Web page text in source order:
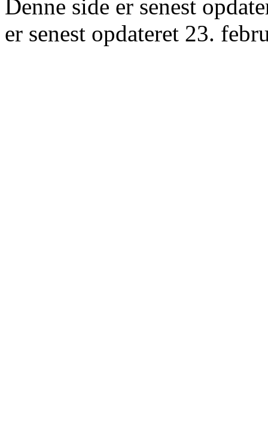
Denne side er senest
er senest opdateret 23.